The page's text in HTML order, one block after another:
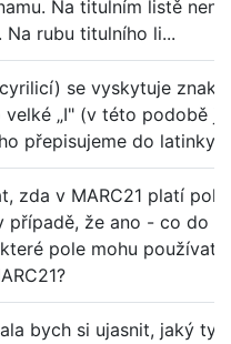
Na titulním listě není
rubu titulního li...
se vyskytuje znak
velké „I" (v této podobě
přepisujeme do latinky?
zda v MARC21 platí
případě, že ano - co do
pole mohu používat
bych si ujasnit, jaký typ